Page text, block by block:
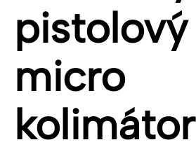
pistolový
micro
kolimátor